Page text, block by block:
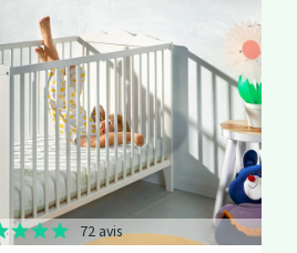
72 avis